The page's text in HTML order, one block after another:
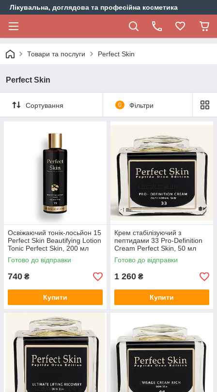
Лікувальна, доглядова та професійна косметика
Товари та послуги Perfect Skin
Perfect Skin
Сортування 0 Фільтри
Освіжаючий тонік-лосьйон 15
Perfect Skin Beautifying Lotion
Tonic Perfect Skin, 200 мл
Готово до відправки
740 ₴
Купити
Крем стабілізуючий з
пептидами 33 Pro-Definition
Cream Perfect Skin, 50 мл
Готово до відправки
1 260 ₴
Купити